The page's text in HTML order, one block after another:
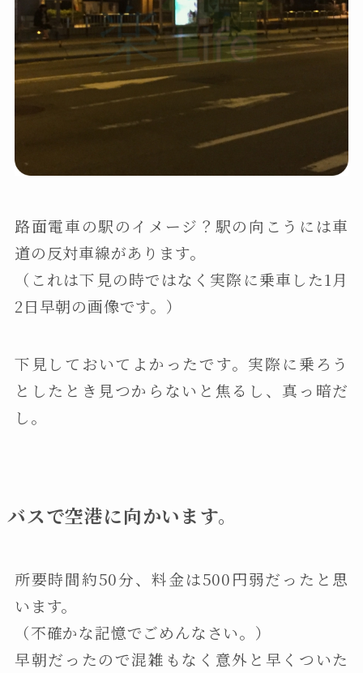
路面電車の駅のイメージ？駅の向こうには車
道の反対車線があります。
（これは下見の時ではなく実際に乗車した1月
2日早朝の画像です。）
下見しておいてよかったです。実際に乗ろう
としたとき見つからないと焦るし、真っ暗だ
し。
バスで空港に向かいます。
所要時間約50分、料金は500円弱だったと思
います。
（不確かな記憶でごめんなさい。）
早朝だったので混雑もなく意外と早くついた